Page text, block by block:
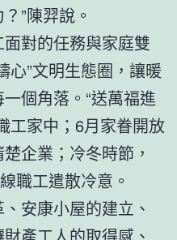
”陳羿說。
對的任務與家庭雙
心”文明生態圈，讓暖
個角落。“送萬福進
工家中；6月家眷開放
企業；冷冬時節，
職工遣散冷意。
安康小屋的建立、
產工人的取得感、